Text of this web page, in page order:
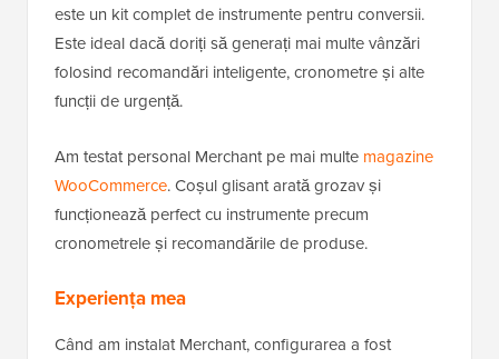
este un kit complet de instrumente pentru conversii.
Este ideal dacă doriți să generați mai multe vânzări
folosind recomandări inteligente, cronometre și alte
funcții de urgență.
Am testat personal Merchant pe mai multe magazine
WooCommerce. Coșul glisant arată grozav și
funcționează perfect cu instrumente precum
cronometrele și recomandările de produse.
Experiența mea
Când am instalat Merchant, configurarea a fost